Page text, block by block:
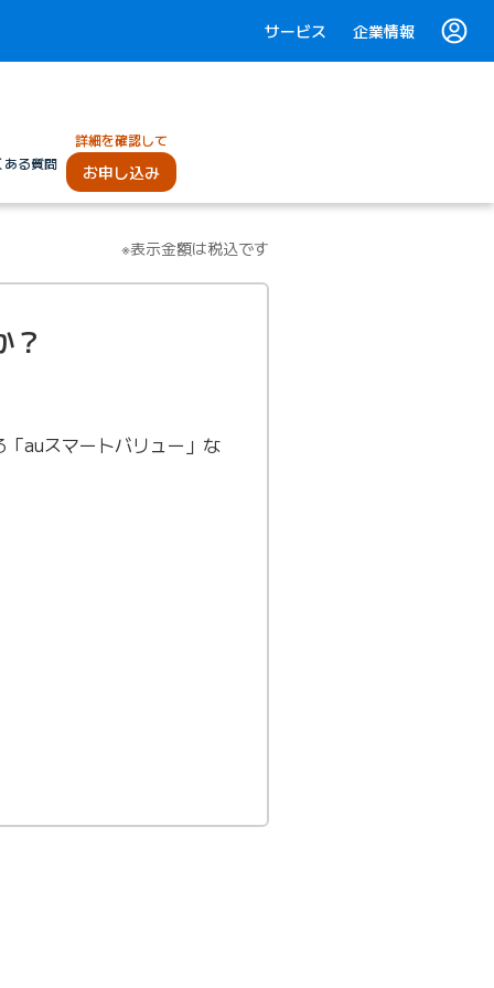
サービス 企業情報
ある質問
詳細を確認して
お申し込み
※表示金額は税込です
？
auスマートバリュー」な